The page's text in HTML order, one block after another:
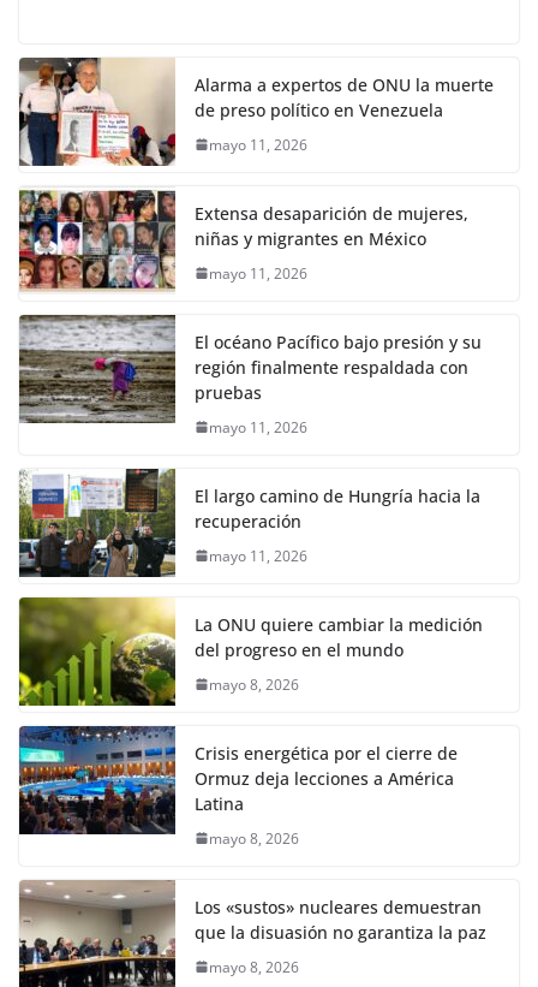
Alarma a expertos de ONU la muerte
de preso político en Venezuela
mayo 11, 2026
Extensa desaparición de mujeres,
niñas y migrantes en México
mayo 11, 2026
El océano Pacífico bajo presión y su
región finalmente respaldada con
pruebas
mayo 11, 2026
El largo camino de Hungría hacia la
recuperación
mayo 11, 2026
La ONU quiere cambiar la medición
del progreso en el mundo
mayo 8, 2026
Crisis energética por el cierre de
Ormuz deja lecciones a América
Latina
mayo 8, 2026
Los «sustos» nucleares demuestran
que la disuasión no garantiza la paz
mayo 8, 2026